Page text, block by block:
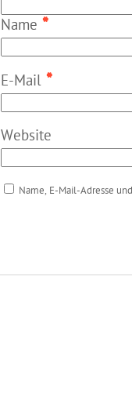
Name *
E-Mail *
Website
Name, E-Mail-Adresse